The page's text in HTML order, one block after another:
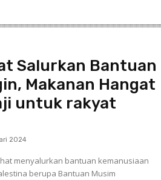
Salurkan Bantuan
Makanan Hangat
untuk rakyat
2024
menyalurkan bantuan kemanusiaan
berupa Bantuan Musim